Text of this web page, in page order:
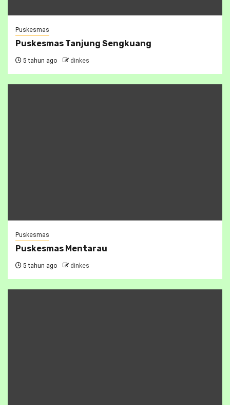
Puskesmas
Puskesmas Tanjung Sengkuang
5 tahun ago dinkes
Puskesmas
Puskesmas Mentarau
5 tahun ago dinkes